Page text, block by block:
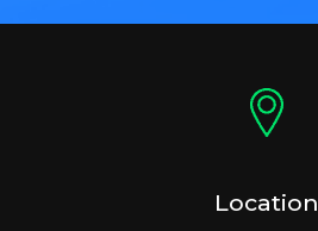
Location